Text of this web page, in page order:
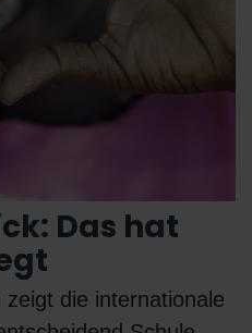
Das hat
die internationale